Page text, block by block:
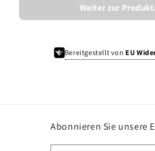
Weiter zur
Bereitgestellt von EU
Abonnieren Sie unsere